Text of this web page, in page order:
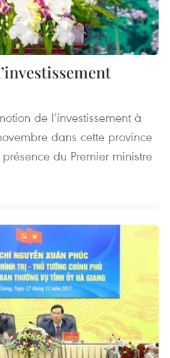
de l’investissement à
dans cette province
du Premier ministre